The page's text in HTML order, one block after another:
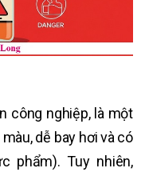
công nghiệp, là một
dễ bay hơi và có
phẩm). Tuy nhiên,